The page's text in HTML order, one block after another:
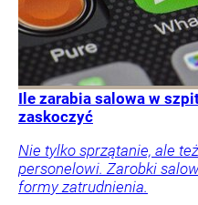
Ile zarabia salowa w
zaskoczyć
Nie tylko sprzątanie, ale
personelowi. Zarobki
formy zatrudnienia.